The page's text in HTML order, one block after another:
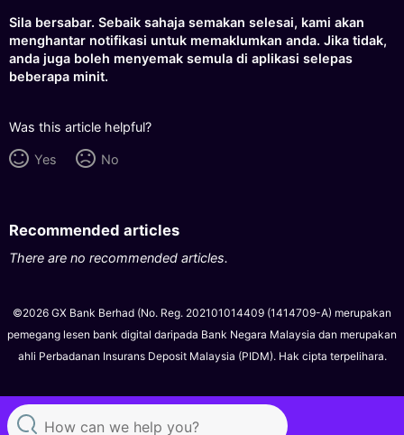
Sila bersabar. Sebaik sahaja semakan selesai, kami akan
menghantar notifikasi untuk memaklumkan anda. Jika tidak,
anda juga boleh menyemak semula di aplikasi selepas
beberapa minit.
Was this article helpful?
Yes No
Recommended articles
There are no recommended articles.
©2026 GX Bank Berhad (No. Reg. 202101014409 (1414709-A) merupakan
pemegang lesen bank digital daripada Bank Negara Malaysia dan merupakan
ahli Perbadanan Insurans Deposit Malaysia (PIDM). Hak cipta terpelihara.